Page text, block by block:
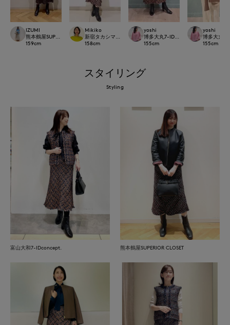
IZUMI
熊本鶴屋SUPERIOR CLOSET
159cm
Mikiko
新宿タカシマヤSUPERIOR CLOSET
158cm
yoshi
博多大丸7-IDconcept.
155cm
yoshi
博多大丸
155cm
スタイリング
Styling
富山大和7-IDconcept. 熊本鶴屋SUPERIOR CLOSET